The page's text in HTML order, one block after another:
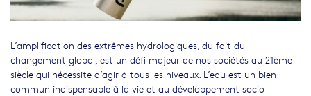
L’amplification des extrêmes hydrologiques, du fait du
changement global, est un défi majeur de nos sociétés au 21ème
siècle qui nécessite d’agir à tous les niveaux. L’eau est un bien
commun indispensable à la vie et au développement socio-